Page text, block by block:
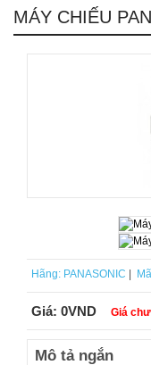
MÁY CHIẾU
Hãng: PANASONIC
Giá: 0VND Giá
Mô tả ngắn